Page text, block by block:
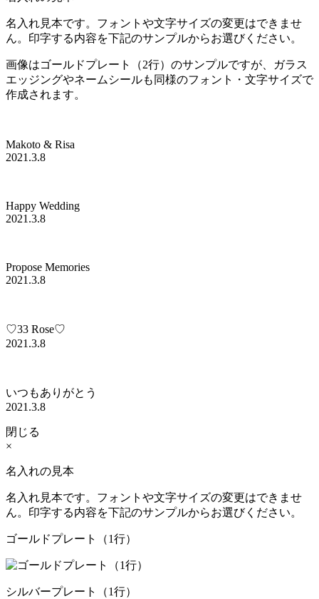
名入れ見本です。フォントや文字サイズの変更はできませ
ん。印字する内容を下記のサンプルからお選びください。
画像はゴールドプレート（2行）のサンプルですが、ガラス
エッジングやネームシールも同様のフォント・文字サイズで
作成されます。
Makoto & Risa
2021.3.8
Happy Wedding
2021.3.8
Propose Memories
2021.3.8
♡33 Rose♡
2021.3.8
いつもありがとう
2021.3.8
閉じる
×
名入れの見本
名入れ見本です。フォントや文字サイズの変更はできませ
ん。印字する内容を下記のサンプルからお選びください。
ゴールドプレート（1行）
シルバープレート（1行）